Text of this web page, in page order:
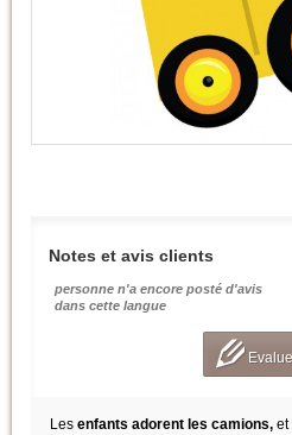
Notes et avis clients
personne n'a encore posté d'avis
dans cette langue
Les enfants adorent les camions, et